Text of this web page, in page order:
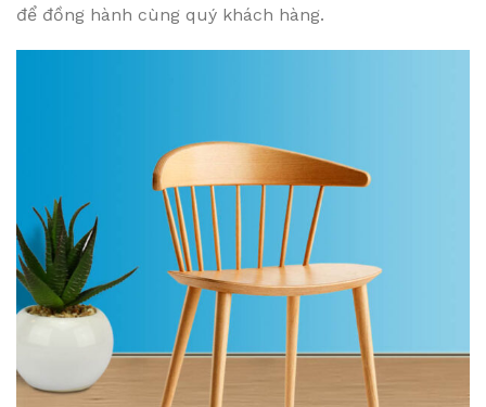
để đồng hành cùng quý khách hàng.